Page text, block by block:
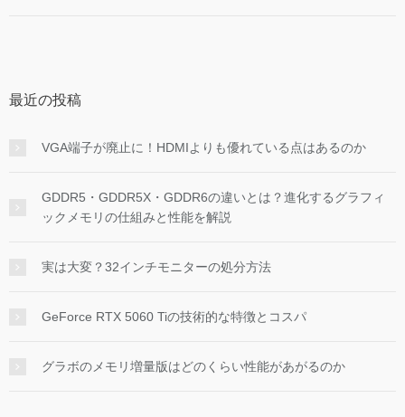
最近の投稿
VGA端子が廃止に！HDMIよりも優れている点はあるのか
GDDR5・GDDR5X・GDDR6の違いとは？進化するグラフィ
ックメモリの仕組みと性能を解説
実は大変？32インチモニターの処分方法
GeForce RTX 5060 Tiの技術的な特徴とコスパ
グラボのメモリ増量版はどのくらい性能があがるのか